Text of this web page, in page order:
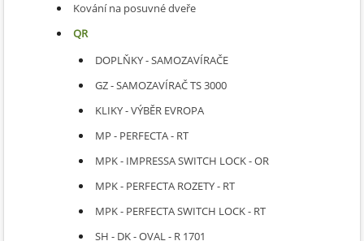
Kování na posuvné dveře
QR
DOPLŇKY - SAMOZAVÍRAČE
GZ - SAMOZAVÍRAČ TS 3000
KLIKY - VÝBĚR EVROPA
MP - PERFECTA - RT
MPK - IMPRESSA SWITCH LOCK - OR
MPK - PERFECTA ROZETY - RT
MPK - PERFECTA SWITCH LOCK - RT
SH - DK - OVAL - R 1701